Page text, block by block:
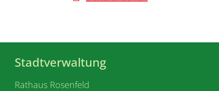
Stadtverwaltung
Rathaus Rosenfeld